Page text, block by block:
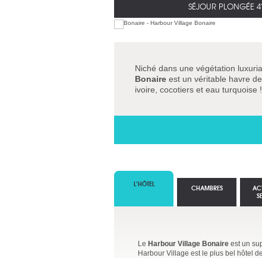
SÉJOUR PLONGÉE
Niché dans une végétation
Bonaire est un véritable havre
ivoire, cocotiers et eau turquoise
L’HÔTEL
Le Harbour Village Bonaire est un
Harbour Village est le plus bel hôtel
CHAMBRES